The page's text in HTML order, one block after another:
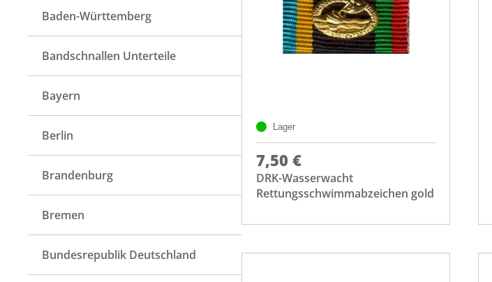
Baden-Württemberg
Bandschnallen Unterteile
Bayern
Berlin
Brandenburg
Bremen
Bundesrepublik Deutschland
Lager
7,50 €
DRK-Wasserwacht
Rettungsschwimmabzeichen gold